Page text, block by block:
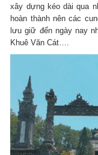
xây dựng kéo dài qua
hoàn thành nên các
lưu giữ đến ngày nay
Khuê Văn Cát….